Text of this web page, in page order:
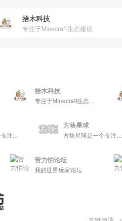
拾木科技
专注于Minecraft生态建设
拾木科技
专注于Minecraft生态建设
方块星球
苦力怕论坛
我的世界玩家论坛